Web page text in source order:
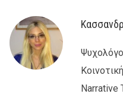
Narrative